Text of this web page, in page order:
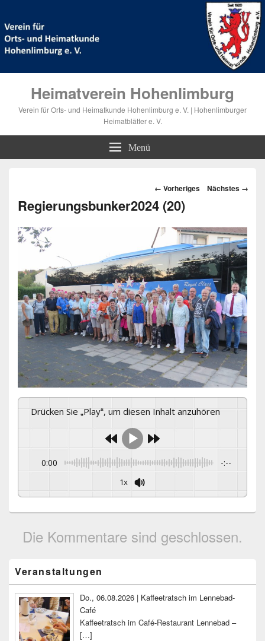
Heimatverein Hohenlimburg
Verein für Orts- und Heimatkunde Hohenlimburg e. V. | Hohenlimburger
Heimatblätter e. V.
Menü
Bilder-
Navigation
← Vorheriges Nächstes →
Regierungsbunker2024 (20)
Drücken Sie „Play“, um diesen Inhalt anzuhören
0:00 -:--
1x
Die Kommentare sind geschlossen.
Seitenleisten-
Widgetbereich
Veranstaltungen
Do., 06.08.2026 | Kaffeetratsch im Lennebad-
Café
Kaffeetratsch im Café-Restaurant Lennebad –
[…]